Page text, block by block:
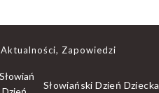
Aktualności, Zapowiedzi
Słowiański Dzień Dziecka